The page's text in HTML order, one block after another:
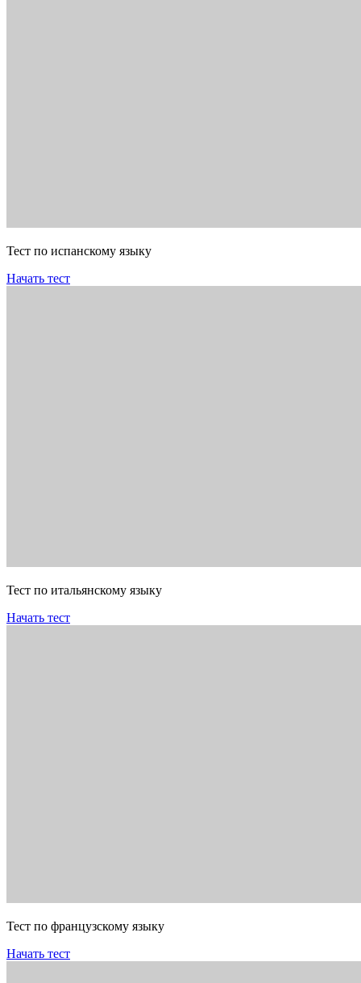
Тест по испанскому языку
Начать тест
Тест по итальянскому языку
Начать тест
Тест по французскому языку
Начать тест